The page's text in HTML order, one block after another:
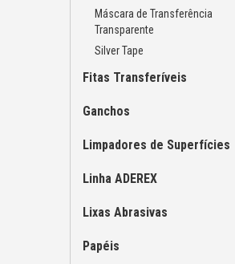
Máscara de Transferência
Transparente
Silver Tape
Fitas Transferíveis
Ganchos
Limpadores de Superfícies
Linha ADEREX
Lixas Abrasivas
Papéis